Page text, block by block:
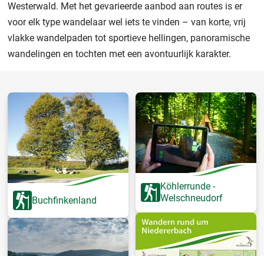
Westerwald. Met het gevarieerde aanbod aan routes is er
voor elk type wandelaar wel iets te vinden – van korte, vrij
vlakke wandelpaden tot sportieve hellingen, panoramische
wandelingen en tochten met een avontuurlijk karakter.
Buchfinkenland
Köhlerrunde -
Welschneudorf